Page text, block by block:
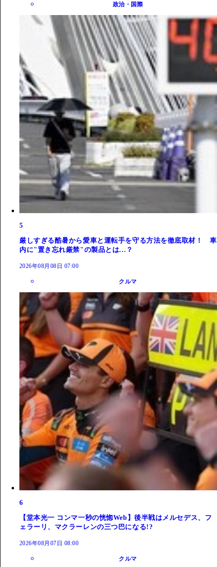
政治・国際
5
厳しすぎる酷暑から愛車と運転手を守る方法を徹底取材！ 車
内に"置き忘れ厳禁"の製品とは...？
2026年08月08日 07:00
クルマ
6
【堂本光一 コンマ一秒の恍惚Web】後半戦はメルセデス、フ
ェラーリ、マクラーレンの三つ巴になる!?
2026年08月07日 08:00
クルマ